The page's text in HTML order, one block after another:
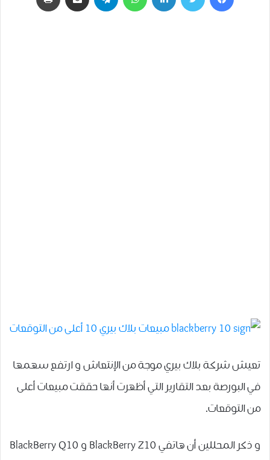
تعيش شركة بلاك بيري موجة من الإنتعاش و ارتفع سهمها
في البورصة بعد التقارير التي أظهرت أنها حققت مبيعات أعلى
من التوقعات.
و ذكر المحللين أن هاتفي BlackBerry Z10 و BlackBerry Q10